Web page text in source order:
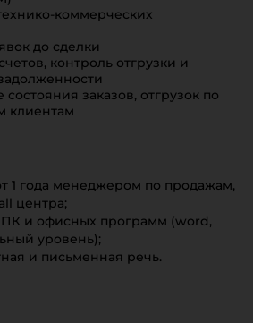
коммерческих
до сделки
контроль отгрузки и
заказов, отгрузок по
клиентам
1 года менеджером по продажам,
центра;
ПК и офисных программ (word,
уровень);
и письменная речь.